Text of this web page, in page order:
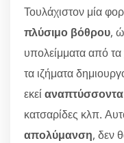
Τουλάχιστον μία
πλύσιμο βόθρου,
υπολείμματα από τα
τα ιζήματα
εκεί
κατσαρίδες κλπ.
απολύμανση, δεν